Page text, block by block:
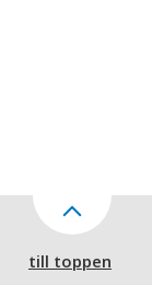
till toppen